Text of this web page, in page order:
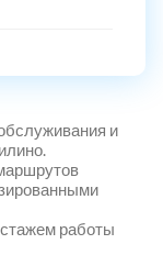
и
работы